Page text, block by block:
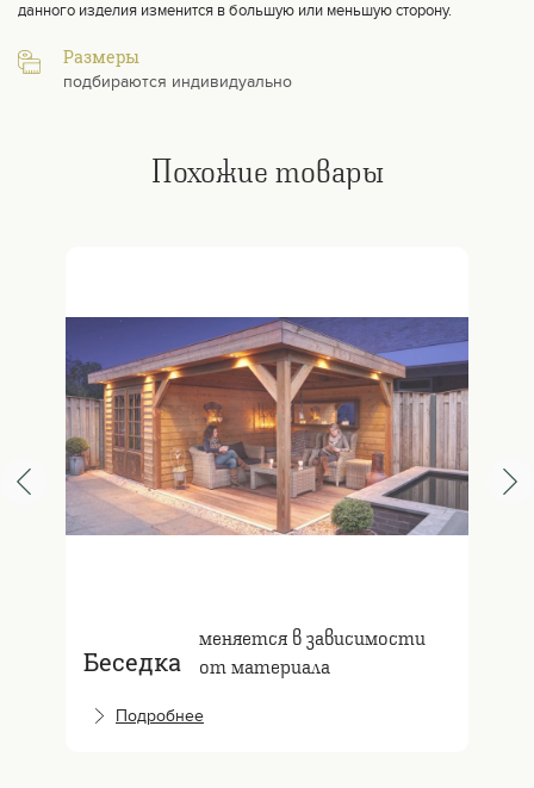
данного изделия изменится в большую или меньшую сторону.
Размеры
подбираются индивидуально
Похожие товары
Беседка
меняется в зависимости
от материала
Подробнее